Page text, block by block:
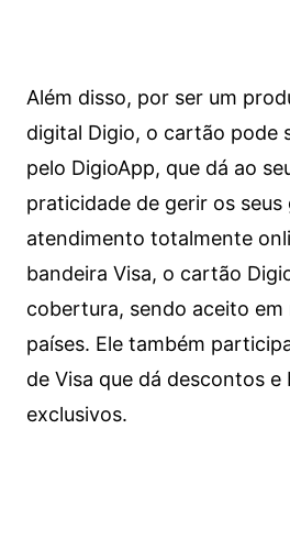
Além disso, por ser um
digital Digio, o cartão pode
pelo DigioApp, que dá ao
praticidade de gerir os
atendimento totalmente
bandeira Visa, o cartão
cobertura, sendo aceito em
países. Ele também
de Visa que dá descontos e
exclusivos.